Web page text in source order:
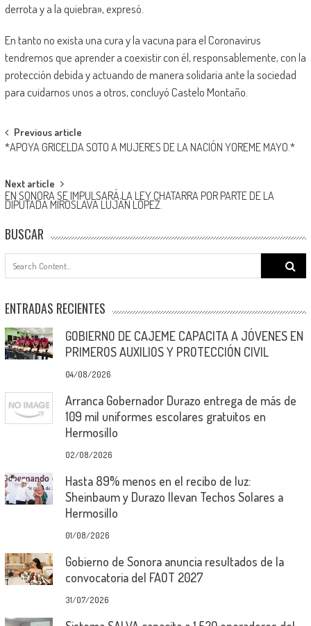
derrota y a la quiebra», expresó.
En tanto no exista una cura y la vacuna para el Coronavirus
tendremos que aprender a coexistir con él, responsablemente, con la
protección debida y actuando de manera solidaria ante la sociedad
para cuidarnos unos a otros, concluyó Castelo Montaño.
Post
navigation
Previous article
*APOYA GRICELDA SOTO A MUJERES DE LA NACIÓN YOREME MAYO.*
Next article
EN SONORA SE IMPULSARÁ LA LEY CHATARRA POR PARTE DE LA
DIPUTADA MIROSLAVA LUJÁN LÓPEZ.
BUSCAR
Search
for:
ENTRADAS RECIENTES
GOBIERNO DE CAJEME CAPACITA A JÓVENES EN
PRIMEROS AUXILIOS Y PROTECCIÓN CIVIL
04/08/2026
Arranca Gobernador Durazo entrega de más de
109 mil uniformes escolares gratuitos en
Hermosillo
02/08/2026
Hasta 89% menos en el recibo de luz:
Sheinbaum y Durazo llevan Techos Solares a
Hermosillo
01/08/2026
Gobierno de Sonora anuncia resultados de la
convocatoria del FAOT 2027
31/07/2026